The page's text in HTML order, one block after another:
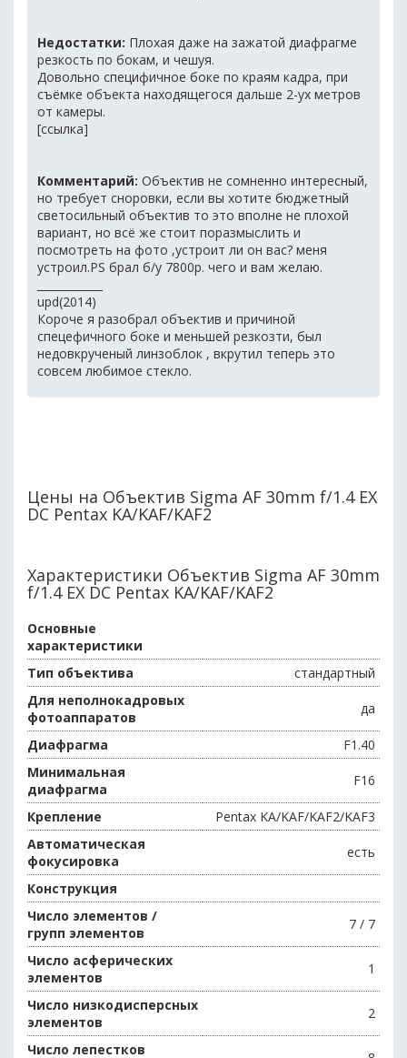
Недостатки: Плохая даже на зажатой диафрагме
резкость по бокам, и чешуя.
Довольно специфичное боке по краям кадра, при
съёмке объекта находящегося дальше 2-ух метров
от камеры.
[ссылка]
Комментарий: Объектив не сомненно интересный,
но требует сноровки, если вы хотите бюджетный
светосильный объектив то это вполне не плохой
вариант, но всё же стоит поразмыслить и
посмотреть на фото ,устроит ли он вас? меня
устроил.PS брал б/у 7800р. чего и вам желаю.
upd(2014)
Короче я разобрал объектив и причиной
спецефичного боке и меньшей резкозти, был
недовкрученый линзоблок , вкрутил теперь это
совсем любимое стекло.
Цены на Объектив Sigma AF 30mm f/1.4 EX
DC Pentax KA/KAF/KAF2
Характеристики Объектив Sigma AF 30mm
f/1.4 EX DC Pentax KA/KAF/KAF2
Основные
характеристики
Тип объектива
стандартный
Для неполнокадровых
фотоаппаратов
да
Диафрагма
F1.40
Минимальная
диафрагма
F16
Крепление
Pentax KA/KAF/KAF2/KAF3
Автоматическая
фокусировка
есть
Конструкция
Число элементов /
групп элементов
7 / 7
Число асферических
элементов
1
Число низкодисперсных
элементов
2
Число лепестков